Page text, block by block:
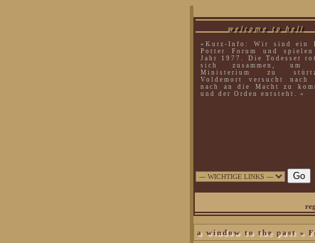
welcome to hell
»Kurz-Info: Wir sind ein
Potter Forum und
Jahr 1977. Die Todesser
sich zusammen, um
Ministerium zu
Voldemort versucht nach
nach an die Macht zu
und der Orden entsteht. «
a window to the past »